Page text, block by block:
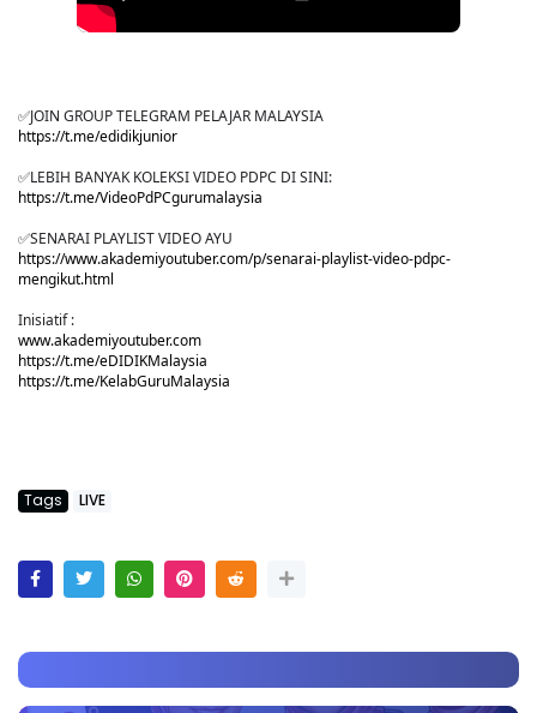
✅JOIN GROUP TELEGRAM PELAJAR MALAYSIA
https://t.me/edidikjunior
✅LEBIH BANYAK KOLEKSI VIDEO PDPC DI SINI:
https://t.me/VideoPdPCgurumalaysia
✅SENARAI PLAYLIST VIDEO AYU
https://www.akademiyoutuber.com/p/senarai-playlist-video-pdpc-
mengikut.html
Inisiatif :
www.akademiyoutuber.com
https://t.me/eDIDIKMalaysia
https://t.me/KelabGuruMalaysia
Tags LIVE